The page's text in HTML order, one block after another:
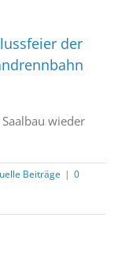
der
wieder
Beiträge | 0